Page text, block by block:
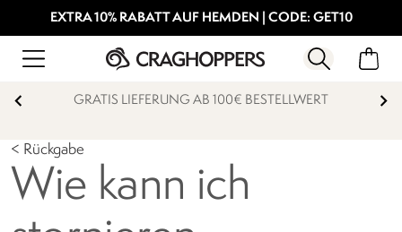
EXTRA 10% RABATT AUF HEMDEN | CODE: GET10
GRATIS LIEFERUNG AB 100€ BESTELLWERT
< Rückgabe
Wie kann ich